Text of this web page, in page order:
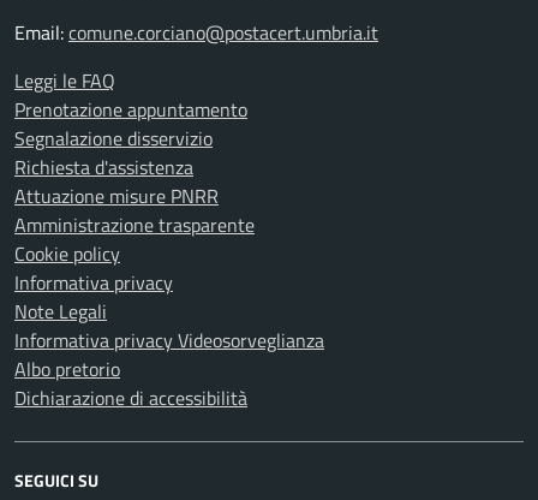
Email:comune.corciano@postacert.umbria.it
Leggi le FAQ
Prenotazione appuntamento
Segnalazione disservizio
Richiesta d'assistenza
Attuazione misure PNRR
Amministrazione trasparente
Cookie policy
Informativa privacy
Note Legali
Informativa privacy Videosorveglianza
Albo pretorio
Dichiarazione di accessibilità
SEGUICI SU